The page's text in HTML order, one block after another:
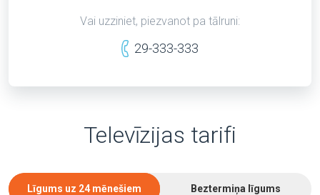
Vai uzziniet, piezvanot pa tālruni:
29-333-333
Televīzijas tarifi
Līgums uz 24 mēnešiem Beztermiņa līgums